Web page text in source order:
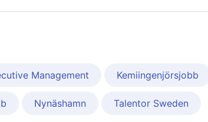
Management Kemiingenjörsjobb
Nynäshamn Talentor Sweden